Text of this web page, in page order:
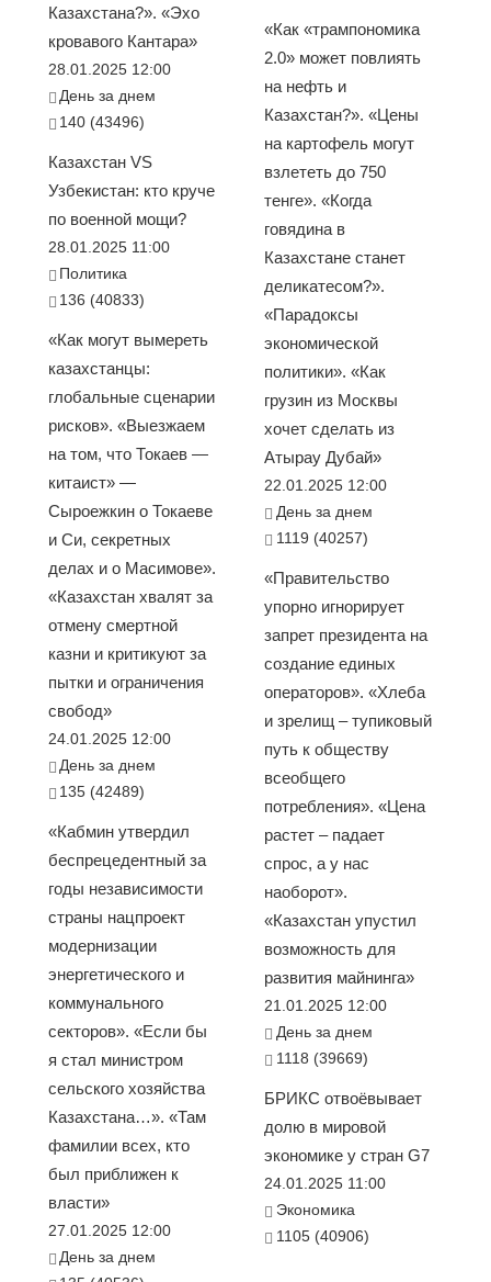
Казахстана?». «Эхо
кровавого Кантара»
28.01.2025 12:00
День за днем
140 (43496)
Казахстан VS
Узбекистан: кто круче
по военной мощи?
28.01.2025 11:00
Политика
136 (40833)
«Как могут вымереть
казахстанцы:
глобальные сценарии
рисков». «Выезжаем
на том, что Токаев —
китаист» —
Сыроежкин о Токаеве
и Си, секретных
делах и о Масимове».
«Казахстан хвалят за
отмену смертной
казни и критикуют за
пытки и ограничения
свобод»
24.01.2025 12:00
День за днем
135 (42489)
«Кабмин утвердил
беспрецедентный за
годы независимости
страны нацпроект
модернизации
энергетического и
коммунального
секторов». «Если бы
я стал министром
сельского хозяйства
Казахстана…». «Там
фамилии всех, кто
был приближен к
власти»
27.01.2025 12:00
День за днем
«Как «трампономика
2.0» может повлиять
на нефть и
Казахстан?». «Цены
на картофель могут
взлететь до 750
тенге». «Когда
говядина в
Казахстане станет
деликатесом?».
«Парадоксы
экономической
политики». «Как
грузин из Москвы
хочет сделать из
Атырау Дубай»
22.01.2025 12:00
День за днем
1119 (40257)
«Правительство
упорно игнорирует
запрет президента на
создание единых
операторов». «Хлеба
и зрелищ – тупиковый
путь к обществу
всеобщего
потребления». «Цена
растет – падает
спрос, а у нас
наоборот».
«Казахстан упустил
возможность для
развития майнинга»
21.01.2025 12:00
День за днем
1118 (39669)
БРИКС отвоёвывает
долю в мировой
экономике у стран G7
24.01.2025 11:00
Экономика
1105 (40906)